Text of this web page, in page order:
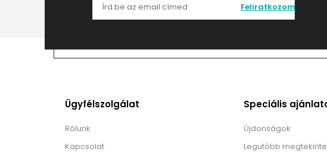
Feliratkozom
Ügyfélszolgálat
Rólunk
Kapcsolat
Speciális
Újdonságok
Legutóbb